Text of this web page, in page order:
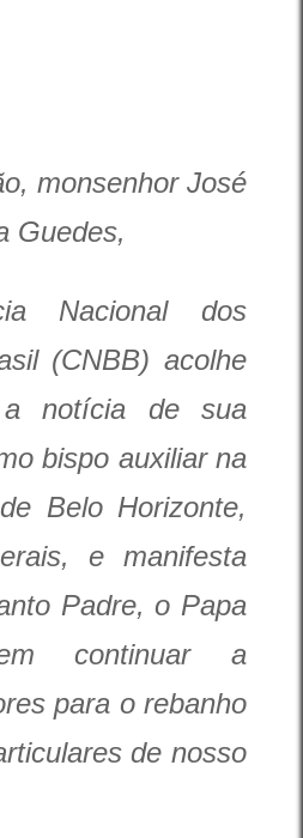
monsenhor José
Guedes,
Nacional dos
(CNBB) acolhe
notícia de sua
bispo auxiliar na
Belo Horizonte,
e manifesta
Padre, o Papa
continuar a
para o rebanho
de nosso